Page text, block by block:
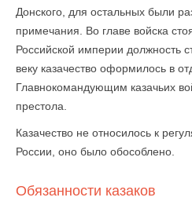
Донского, для остальных были
примечания. Во главе войска
Российской империи должность
веку казачество оформилось в
Главнокомандующим казачьих
престола.
Казачество не относилось к
России, оно было обособлено.
Обязанности казаков